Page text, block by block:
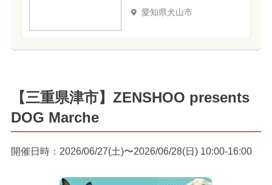
愛知県犬山市
【三重県津市】ZENSHOO presents
DOG Marche
開催日時：2026/06/27(土)〜2026/06/28(日) 10:00-16:00